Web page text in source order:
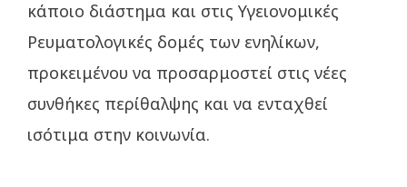
κάποιο διάστημα και στις Υγειονομικές
Ρευματολογικές δομές των ενηλίκων,
προκειμένου να προσαρμοστεί στις νέες
συνθήκες περίθαλψης και να ενταχθεί
ισότιμα στην κοινωνία.